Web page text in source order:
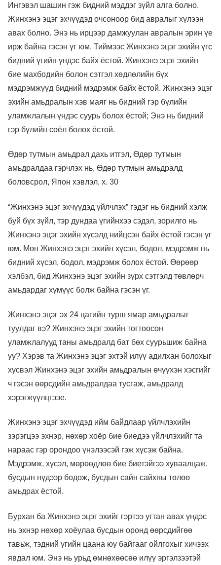
Ингэвэл шашин гэж бидний мэддэг зүйл алга болно.
Жинхэнэ эцэг эхчүүдэд очсоноор бид авралыг хүлээн
авах болно. Энэ нь ирцээр дамжуулан авралын эрин үе
ирж байна гэсэн үг юм. Тиймээс Жинхэнэ эцэг эхийн үгс
бидний үгийн үндэс байх ёстой. Жинхэнэ эцэг эхийн
бие махбодийн болон сэтгэл хөдлөлийн бүх
мэдрэмжүүд бидний мэдрэмж байх ёстой. Жинхэнэ эцэг
эхийн амьдралын хэв маяг нь бидний гэр бүлийн
уламжлалын үндэс суурь болох ёстой; Энэ нь бидний
гэр бүлийн соёл болох ёстой.
Өдөр тутмын амьдрал дахь итгэл, Өдөр тутмын
амьдралдаа гэрчлэх нь, Өдөр тутмын амьдралд
боловсрол, Япон хэвлэл, х. 30
“Жинхэнэ эцэг эхчүүдэд үйлчлэх” гэдэг нь бидний хэлж
буй бүх зүйл, тэр дундаа үгийнхээ сэдэл, зорилго нь
Жинхэнэ эцэг эхийн хүсэлд нийцсэн байх ёстой гэсэн үг
юм. Мөн Жинхэнэ эцэг эхийн хүсэл, бодол, мэдрэмж нь
бидний хүсэл, бодол, мэдрэмж болох ёстой. Өөрөөр
хэлбэл, бид Жинхэнэ эцэг эхийн зүрх сэтгэлд төвлөрч
амьдардаг хүмүүс болж байна гэсэн үг.
Жинхэнэ эцэг эх 24 цагийн турш ямар амьдралыг
туулдаг вэ? Жинхэнэ эцэг эхийн тогтоосон
уламжлалууд таны амьдралд бат бөх суурьшиж байна
уу? Хэрэв та Жинхэнэ эцэг эхтэй илүү адилхан болохыг
хүсвэл Жинхэнэ эцэг эхийн амьдралын өчүүхэн хэсгийг
ч гэсэн өөрсдийн амьдралдаа тусгаж, амьдралд
хэрэгжүүлцгээе.
Жинхэнэ эцэг эхчүүдэд ийм байдлаар үйлчлэхийн
зэрэгцээ эхнэр, нөхөр хоёр бие биедээ үйлчлэхийг та
нараас гэр орондоо үнэлээсэй гэж хүсэж байна.
Мэдрэмж, хүсэл, мөрөөдлөө бие биетэйгээ хуваалцаж,
бусдын нүдээр бодож, бусдын сайн сайхны төлөө
амьдрах ёстой.
Бурхан ба Жинхэнэ эцэг эхийг гэртээ угтан авах үндэс
нь эхнэр нөхөр хоёулаа бусдын оронд өөрсдийгөө
тавьж, тэдний үгийн цаана юу байгааг ойлгохыг хичээх
явдал юм. Энэ нь урьд өмнөхөөсөө илүү эргэлзээтэй